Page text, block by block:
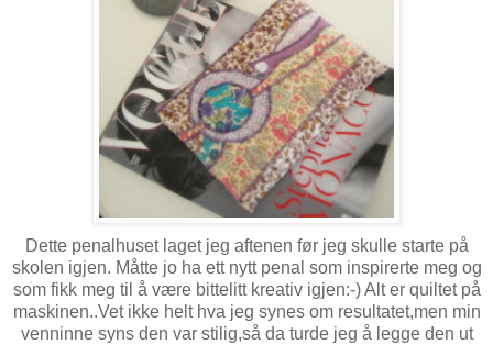
Dette penalhuset laget jeg aftenen før jeg skulle starte på
skolen igjen. Måtte jo ha ett nytt penal som inspirerte meg og
som fikk meg til å være bittelitt kreativ igjen:-) Alt er quiltet på
maskinen..Vet ikke helt hva jeg synes om resultatet,men min
venninne syns den var stilig,så da turde jeg å legge den ut